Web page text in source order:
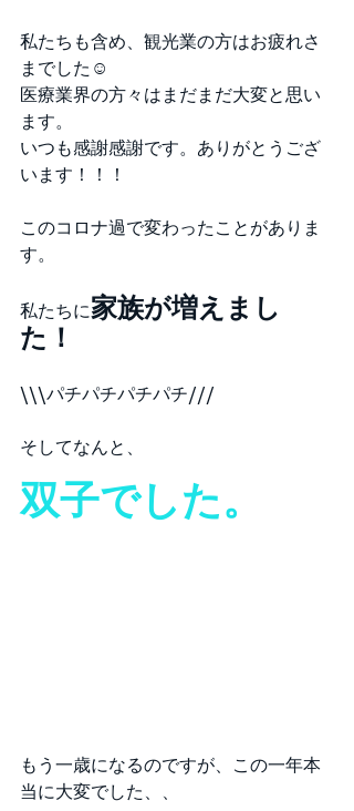
私たちも含め、観光業の方はお疲れさ
までした☺
医療業界の方々はまだまだ大変と思い
ます。
いつも感謝感謝です。ありがとうござ
います！！！
このコロナ過で変わったことがありま
す。
私たちに家族が増えまし
た！
\\\パチパチパチパチ///
そしてなんと、
双子でした。
もう一歳になるのですが、この一年本
当に大変でした、、